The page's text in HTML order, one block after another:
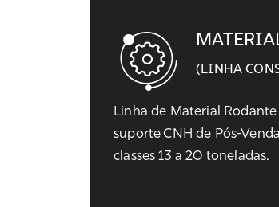
(LINHA
Linha de Material
suporte CNH de Pós-
classes 13 a 20 toneladas.